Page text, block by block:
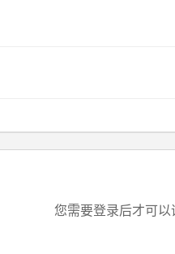
您需要登录后才可以